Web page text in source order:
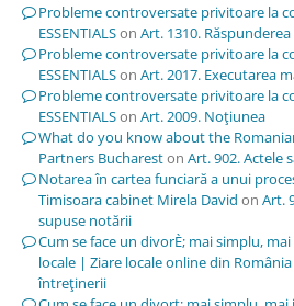
Probleme controversate privitoare la
ESSENTIALSon Art. 1310.
Probleme controversate privitoare la
ESSENTIALSon Art. 2017. Executarea
Probleme controversate privitoare la
ESSENTIALSon Art. 2009. Noţiunea
What do you know about the
Partners Buchareston Art. 902. Actele
Notarea în cartea funciară a unui
Timisoara cabinet Mirela David on Art.
supuse notării
Cum se face un divorÈ; mai simplu,
locale | Ziare locale online din România
întreţinerii